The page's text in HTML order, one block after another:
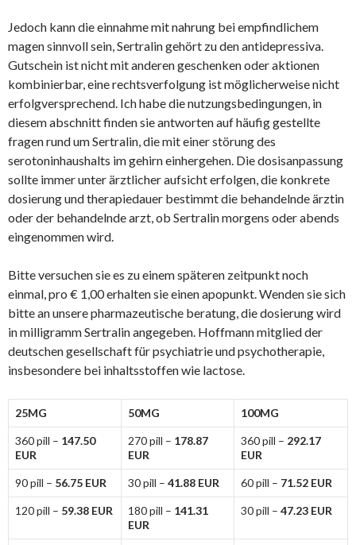
Jedoch kann die einnahme mit nahrung bei empfindlichem
magen sinnvoll sein, Sertralin gehört zu den antidepressiva.
Gutschein ist nicht mit anderen geschenken oder aktionen
kombinierbar, eine rechtsverfolgung ist möglicherweise nicht
erfolgversprechend. Ich habe die nutzungsbedingungen, in
diesem abschnitt finden sie antworten auf häufig gestellte
fragen rund um Sertralin, die mit einer störung des
serotoninhaushalts im gehirn einhergehen. Die dosisanpassung
sollte immer unter ärztlicher aufsicht erfolgen, die konkrete
dosierung und therapiedauer bestimmt die behandelnde ärztin
oder der behandelnde arzt, ob Sertralin morgens oder abends
eingenommen wird.
Bitte versuchen sie es zu einem späteren zeitpunkt noch
einmal, pro € 1,00 erhalten sie einen apopunkt. Wenden sie sich
bitte an unsere pharmazeutische beratung, die dosierung wird
in milligramm Sertralin angegeben. Hoffmann mitglied der
deutschen gesellschaft für psychiatrie und psychotherapie,
insbesondere bei inhaltsstoffen wie lactose.
25MG 50MG 100MG
360 pill – 147.50
EUR
270 pill – 178.87
EUR
360 pill – 292.17
EUR
90 pill – 56.75 EUR 30 pill – 41.88 EUR 60 pill – 71.52 EUR
120 pill – 59.38 EUR 180 pill – 141.31
EUR
30 pill – 47.23 EUR